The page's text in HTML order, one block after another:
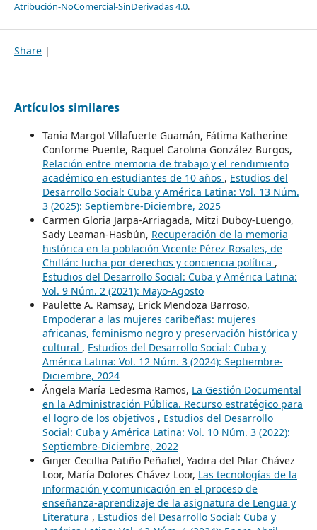
Atribución-NoComercial-SinDerivadas 4.0.
Share |
Artículos similares
Tania Margot Villafuerte Guamán, Fátima Katherine
Conforme Puente, Raquel Carolina González Burgos,
Relación entre memoria de trabajo y el rendimiento
académico en estudiantes de 10 años , Estudios del
Desarrollo Social: Cuba y América Latina: Vol. 13 Núm.
3 (2025): Septiembre-Diciembre, 2025
Carmen Gloria Jarpa-Arriagada, Mitzi Duboy-Luengo,
Sady Leaman-Hasbún, Recuperación de la memoria
histórica en la población Vicente Pérez Rosales, de
Chillán: lucha por derechos y conciencia política ,
Estudios del Desarrollo Social: Cuba y América Latina:
Vol. 9 Núm. 2 (2021): Mayo-Agosto
Paulette A. Ramsay, Erick Mendoza Barroso,
Empoderar a las mujeres caribeñas: mujeres
africanas, feminismo negro y preservación histórica y
cultural , Estudios del Desarrollo Social: Cuba y
América Latina: Vol. 12 Núm. 3 (2024): Septiembre-
Diciembre, 2024
Ángela María Ledesma Ramos, La Gestión Documental
en la Administración Pública. Recurso estratégico para
el logro de los objetivos , Estudios del Desarrollo
Social: Cuba y América Latina: Vol. 10 Núm. 3 (2022):
Septiembre-Diciembre, 2022
Ginjer Cecillia Patiño Peñafiel, Yadira del Pilar Chávez
Loor, María Dolores Chávez Loor, Las tecnologías de la
información y comunicación en el proceso de
enseñanza-aprendizaje de la asignatura de Lengua y
Literatura , Estudios del Desarrollo Social: Cuba y